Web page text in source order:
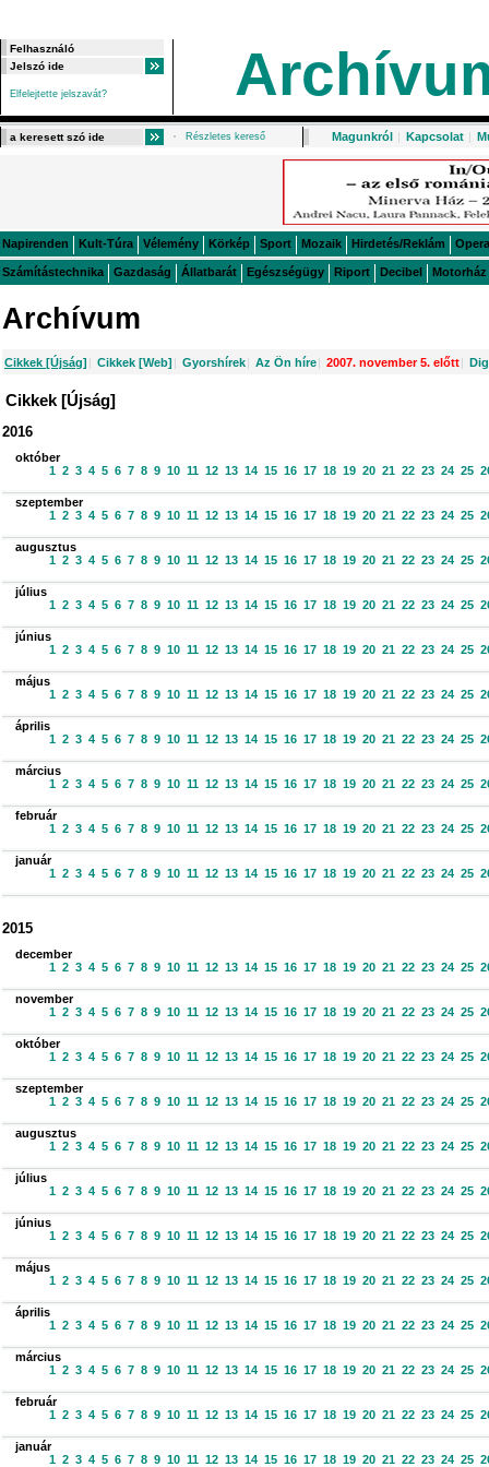
Elfelejtette jelszavát?
Részletes kereső Magunkról | Kapcsolat |
Napirenden Kult-Túra Vélemény Körkép Sport Mozaik Hirdetés/Reklám Opera
Számítástechnika Gazdaság Állatbarát Egészségügy Riport Decibel Motorház
Archívum
Cikkek [Újság] | Cikkek [Web] | Gyorshírek| Az Ön híre| 2007. november 5. előtt|
Cikkek [Újság]
2016
október
1 2 3 4 5 6 7 8 9 10 11 12 13 14 15 16 17 18 19 20 21 22 23 24 25
szeptember
1 2 3 4 5 6 7 8 9 10 11 12 13 14 15 16 17 18 19 20 21 22 23 24 25
augusztus
1 2 3 4 5 6 7 8 9 10 11 12 13 14 15 16 17 18 19 20 21 22 23 24 25
július
1 2 3 4 5 6 7 8 9 10 11 12 13 14 15 16 17 18 19 20 21 22 23 24 25
június
1 2 3 4 5 6 7 8 9 10 11 12 13 14 15 16 17 18 19 20 21 22 23 24 25
május
1 2 3 4 5 6 7 8 9 10 11 12 13 14 15 16 17 18 19 20 21 22 23 24 25
április
1 2 3 4 5 6 7 8 9 10 11 12 13 14 15 16 17 18 19 20 21 22 23 24 25
március
1 2 3 4 5 6 7 8 9 10 11 12 13 14 15 16 17 18 19 20 21 22 23 24 25
február
1 2 3 4 5 6 7 8 9 10 11 12 13 14 15 16 17 18 19 20 21 22 23 24 25
január
1 2 3 4 5 6 7 8 9 10 11 12 13 14 15 16 17 18 19 20 21 22 23 24 25
2015
december
1 2 3 4 5 6 7 8 9 10 11 12 13 14 15 16 17 18 19 20 21 22 23 24 25
november
1 2 3 4 5 6 7 8 9 10 11 12 13 14 15 16 17 18 19 20 21 22 23 24 25
október
1 2 3 4 5 6 7 8 9 10 11 12 13 14 15 16 17 18 19 20 21 22 23 24 25
szeptember
1 2 3 4 5 6 7 8 9 10 11 12 13 14 15 16 17 18 19 20 21 22 23 24 25
augusztus
1 2 3 4 5 6 7 8 9 10 11 12 13 14 15 16 17 18 19 20 21 22 23 24 25
július
1 2 3 4 5 6 7 8 9 10 11 12 13 14 15 16 17 18 19 20 21 22 23 24 25
június
1 2 3 4 5 6 7 8 9 10 11 12 13 14 15 16 17 18 19 20 21 22 23 24 25
május
1 2 3 4 5 6 7 8 9 10 11 12 13 14 15 16 17 18 19 20 21 22 23 24 25
április
1 2 3 4 5 6 7 8 9 10 11 12 13 14 15 16 17 18 19 20 21 22 23 24 25
március
1 2 3 4 5 6 7 8 9 10 11 12 13 14 15 16 17 18 19 20 21 22 23 24 25
február
1 2 3 4 5 6 7 8 9 10 11 12 13 14 15 16 17 18 19 20 21 22 23 24 25
január
1 2 3 4 5 6 7 8 9 10 11 12 13 14 15 16 17 18 19 20 21 22 23 24 25